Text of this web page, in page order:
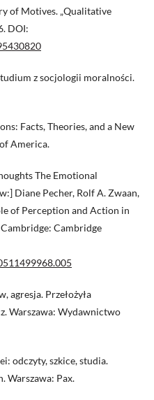
of Motives. „Qualitative
DOI:
z socjologii moralności.
Facts, Theories, and a New
America.
The Emotional
Diane Pecher, Rolf A. Zwaan,
of Perception and Action in
Cambridge
agresja. Przełożyła
Warszawa: Wydawnictwo
odczyty, szkice, studia.
Warszawa: Pax.